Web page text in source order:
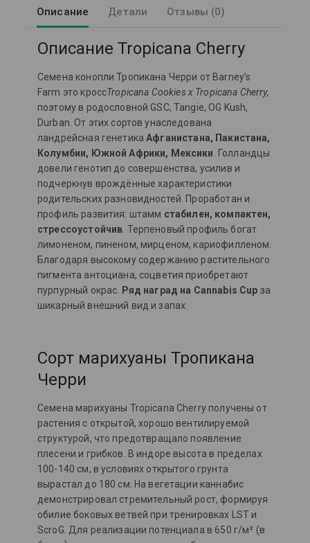
Описание Детали Отзывы (0)
Описание Tropicana Cherry
Семена конопли Тропикана Черри от Barney’s
Farm это кроссTropicana Cookies x Tropicana Cherry,
поэтому в родословной GSC, Tangie, OG Kush,
Durban. От этих сортов унаследована
ландрейсная генетикаАфганистана, Пакистана,
Колумбии, Южной Африки, Мексики
. Голландцы
довели генотип до совершенства, усилив и
подчеркнув врождённые характеристики
родительских разновидностей. Проработан и
профиль развития: штамм стабилен, компактен,
стрессоустойчив . Терпеновый профиль богат
лимоненом, пиненом, мирценом, кариофилленом.
Благодаря высокому содержанию растительного
пигмента антоциана, соцветия приобретают
пурпурный окрас.
Ряд наград на Cannabis Cup за
шикарный внешний вид и запах.
Сорт марихуаны Тропикана
Черри
Семена марихуаны Tropicana Cherry получены от
растения с открытой, хорошо вентилируемой
структурой, что предотвращало появление
плесени и грибков.
В индоре высота в пределах
100-140 см, в условиях открытого грунта
вырастал до 180 см. На вегетации каннабис
демонстрировал стремительный рост, формируя
обилие боковых ветвей при тренировках LST и
ScroG. Для реализации потенциала в 650 г/м² (в